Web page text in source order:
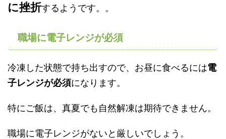
に挫折するようです。。
職場に電子レンジが必須
冷凍した状態で持ち出すので、お昼に食べるには電
子レンジが必須になります。
特にご飯は、真夏でも自然解凍は期待できません。
職場に電子レンジがないと厳しいでしょう。